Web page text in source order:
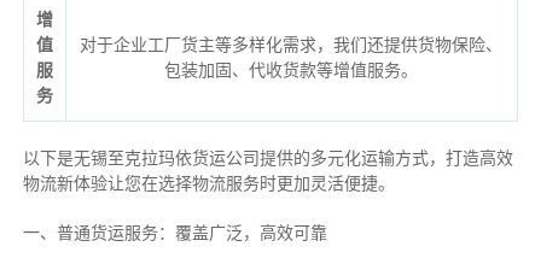
增
值
服
务
对于企业工厂货主等多样化需求，我们还提供货物保险、
包装加固、代收货款等增值服务。
以下是无锡至克拉玛依货运公司提供的多元化运输方式，打造高效
物流新体验让您在选择物流服务时更加灵活便捷。
一、普通货运服务：覆盖广泛，高效可靠